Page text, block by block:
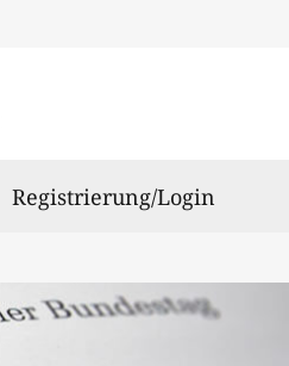
Registrierung/Login